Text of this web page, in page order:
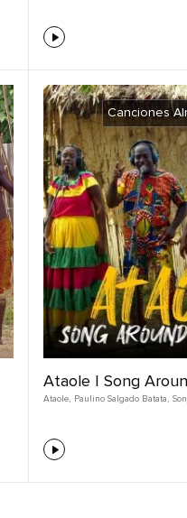
Canciones
Ataole | Song
Ataole, Paulino Salgado Batata ,